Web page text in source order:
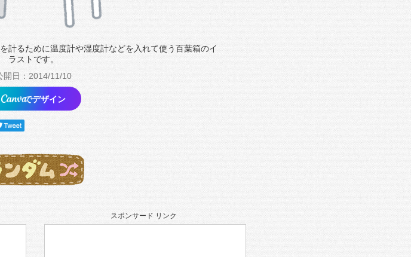
計るために温度計や湿度計などを入れて使う百葉箱のイ
ラストです。
開日：2014/11/10
でデザイン
スポンサード リンク